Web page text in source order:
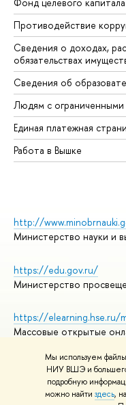
Мы используем
НИУ ВШЭ и большего
подробную
можно найти здесь,
Противодействие
Сведения о доходах,
обязательствах
Сведения об
Людям с ограниченными
Единая платежная
Работа в Вышке
http://
Министерство науки и
https://edu.gov.ru/
Министерство
https://elearning.hse.ru/
Массовые открытые
© НИУ ВШЭ 1993–2026